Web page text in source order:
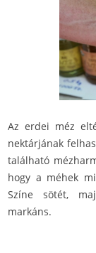
Az erdei méz
nektárjának
található
hogy a méhek
Színe sötét,
markáns.